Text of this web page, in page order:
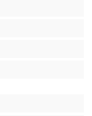
、内容の訂正・追加・
とができます。その
請が本人確認が不可
。 なお、アクセスロ
原則として開示等は